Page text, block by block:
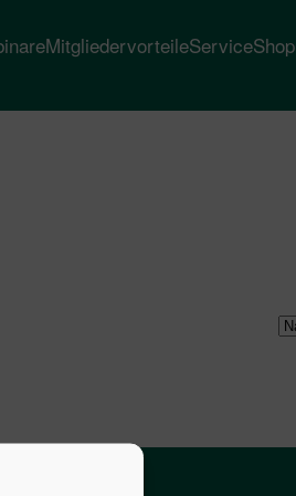
MitgliedervorteileServiceShop